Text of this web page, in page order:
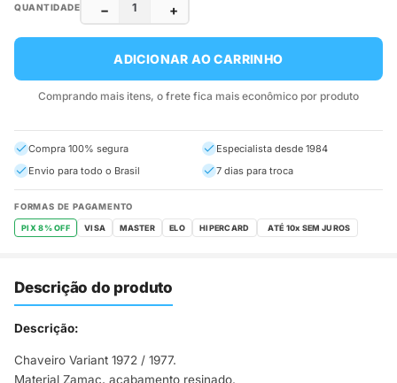
QUANTIDADE − +
ADICIONAR AO CARRINHO
Comprando mais itens, o frete fica mais econômico por produto
Compra 100% segura
Especialista desde 1984
Envio para todo o Brasil
7 dias para troca
FORMAS DE PAGAMENTO
PIX 8% OFF VISA MASTER ELO HIPERCARD
Descrição do produto
Descrição:
Chaveiro Variant 1972 / 1977.
Material Zamac, acabamento resinado.